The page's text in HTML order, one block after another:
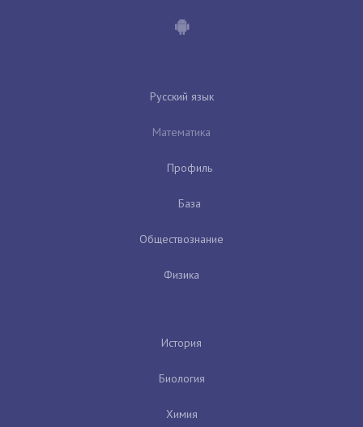
Русский язык
Математика
Профиль
База
Обществознание
Физика
История
Биология
Химия